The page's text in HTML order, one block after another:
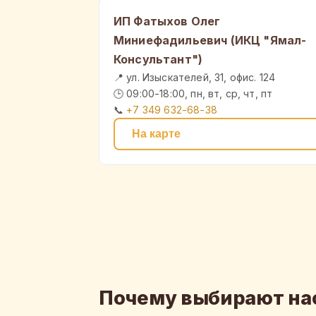
ИП Фатыхов Олег
Миниефадильевич (ИКЦ "Ямал-
Консультант")
📍 ул. Изыскателей, 31, офис. 124
🕒 09:00-18:00, пн, вт, ср, чт, пт
📞 +7 349 632-68-38
На карте
Почему выбирают